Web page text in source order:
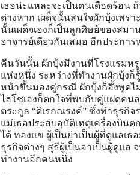
เธอน่ะแหละจะเป็นคนเดือดร้อน
ต่างหาก เผด็จนั้นสนใจผักบุ้งเพร
นั้นเผด็จเองก็เป็นลูกศิษย์ของสม
อาจารย์เดียวกันเสมอ อีกประกา
คืนวันนั้น ผักบุ้งมีงานที่โรงแรมหรู
แห่งหนึ่ง ระหว่างที่ทำงานผักบุ้งก็
หน้าขึ้นมองคู่กรณี ผักบุ้งก็อึ้งพูดไ
ไฮโซเองก็ตกใจที่พบกับคู่แฝดคน
ตระกูล “ดิเรกณรงค์” ซึ่งทำธุรกิ
แม่เธอประสบอุบัติเหตุเครื่องบิน
ได้ ทองแข ผู้เป็นย่าเป็นผู้ที่ดูแลเ
ธุรกิจต่างๆ สุธีผู้เป็นอาเป็นผู้ดูแ
ทำงานอีกคนหนึ่ง